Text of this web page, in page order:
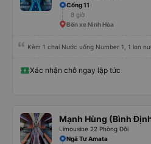
Cổng 11
8 giờ
Bến xe Ninh Hòa
Kèm 1 chai Nước uống Number 1, 1 lon
Xác nhận chỗ ngay lập tức
Mạnh Hùng (Bình
Limousine 22 Phòng Đôi
Ngã Tư Amata